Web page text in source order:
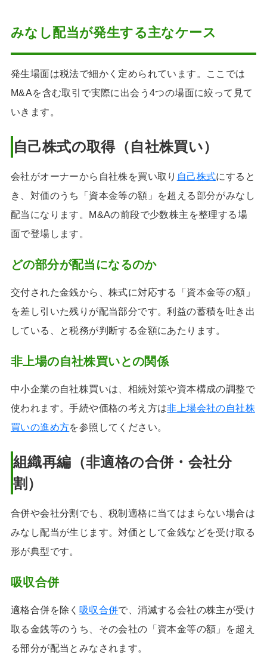
みなし配当が発生する主なケース
発生場面は税法で細かく定められています。ここでは
M&Aを含む取引で実際に出会う4つの場面に絞って見て
いきます。
自己株式の取得（自社株買い）
会社がオーナーから自社株を買い取り 自己株式にすると
き、対価のうち「資本金等の額」を超える部分がみなし
配当になります。M&Aの前段で少数株主を整理する場
面で登場します。
どの部分が配当になるのか
交付された金銭から、株式に対応する「資本金等の額」
を差し引いた残りが配当部分です。利益の蓄積を吐き出
している、と税務が判断する金額にあたります。
非上場の自社株買いとの関係
中小企業の自社株買いは、相続対策や資本構成の調整で
使われます。手続や価格の考え方は非上場会社の自社株
買いの進め方を参照してください。
組織再編（非適格の合併・会社分
割）
合併や会社分割でも、税制適格に当てはまらない場合は
みなし配当が生じます。対価として金銭などを受け取る
形が典型です。
吸収合併
適格合併を除く 吸収合併で、消滅する会社の株主が受け
取る金銭等のうち、その会社の「資本金等の額」を超え
る部分が配当とみなされます。